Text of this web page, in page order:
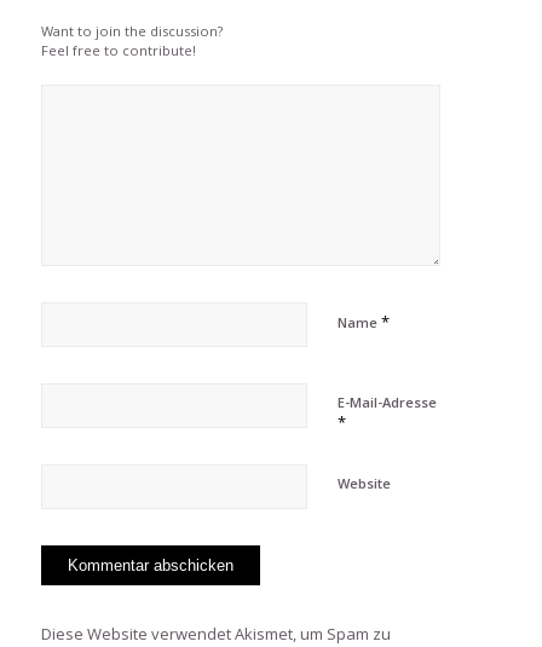
Want to join the discussion?
Feel free to contribute!
Name *
E-Mail-Adresse
*
Website
Diese Website verwendet Akismet, um Spam zu